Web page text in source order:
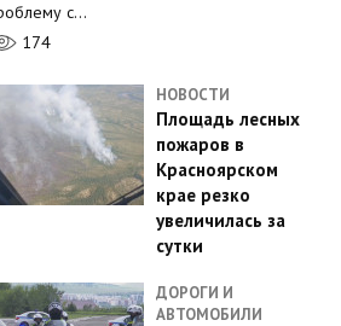
с…
174
НОВОСТИ
Площадь лесных
пожаров в
Красноярском
крае резко
увеличилась за
сутки
ДОРОГИ И
АВТОМОБИЛИ